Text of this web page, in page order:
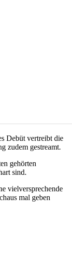
Debüt vertreibt die
zudem gestreamt.
gehörten
sind.
vielversprechende
mal geben